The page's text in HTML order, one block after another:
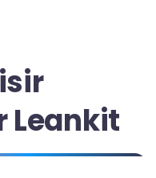
Leankit